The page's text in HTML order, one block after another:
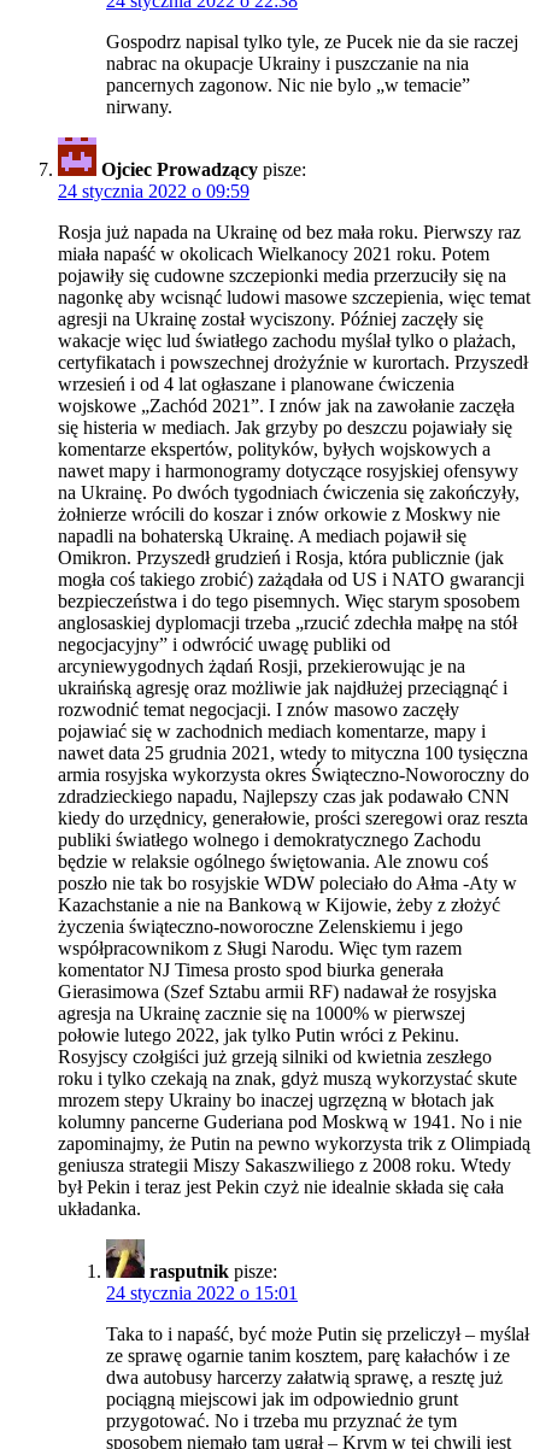
Gospodrz napisal tylko tyle, ze Pucek nie da sie raczej
nabrac na okupacje Ukrainy i puszczanie na nia
pancernych zagonow. Nic nie bylo „w temacie”
nirwany.
Ojciec Prowadzący pisze:
24 stycznia 2022 o 09:59
Rosja już napada na Ukrainę od bez mała roku. Pierwszy raz
miała napaść w okolicach Wielkanocy 2021 roku. Potem
pojawiły się cudowne szczepionki media przerzuciły się na
nagonkę aby wcisnąć ludowi masowe szczepienia, więc temat
agresji na Ukrainę został wyciszony. Później zaczęły się
wakacje więc lud światłego zachodu myślał tylko o plażach,
certyfikatach i powszechnej drożyźnie w kurortach. Przyszedł
wrzesień i od 4 lat ogłaszane i planowane ćwiczenia
wojskowe „Zachód 2021”. I znów jak na zawołanie zaczęła
się histeria w mediach. Jak grzyby po deszczu pojawiały się
komentarze ekspertów, polityków, byłych wojskowych a
nawet mapy i harmonogramy dotyczące rosyjskiej ofensywy
na Ukrainę. Po dwóch tygodniach ćwiczenia się zakończyły,
żołnierze wrócili do koszar i znów orkowie z Moskwy nie
napadli na bohaterską Ukrainę. A mediach pojawił się
Omikron. Przyszedł grudzień i Rosja, która publicznie (jak
mogła coś takiego zrobić) zażądała od US i NATO gwarancji
bezpieczeństwa i do tego pisemnych. Więc starym sposobem
anglosaskiej dyplomacji trzeba „rzucić zdechła małpę na stół
negocjacyjny” i odwrócić uwagę publiki od
arcyniewygodnych żądań Rosji, przekierowując je na
ukraińską agresję oraz możliwie jak najdłużej przeciągnąć i
rozwodnić temat negocjacji. I znów masowo zaczęły
pojawiać się w zachodnich mediach komentarze, mapy i
nawet data 25 grudnia 2021, wtedy to mityczna 100 tysięczna
armia rosyjska wykorzysta okres Świąteczno-Noworoczny do
zdradzieckiego napadu, Najlepszy czas jak podawało CNN
kiedy do urzędnicy, generałowie, prości szeregowi oraz reszta
publiki światłego wolnego i demokratycznego Zachodu
będzie w relaksie ogólnego świętowania. Ale znowu coś
poszło nie tak bo rosyjskie WDW poleciało do Ałma -Aty w
Kazachstanie a nie na Bankową w Kijowie, żeby z złożyć
życzenia świąteczno-noworoczne Zelenskiemu i jego
współpracownikom z Sługi Narodu. Więc tym razem
komentator NJ Timesa prosto spod biurka generała
Gierasimowa (Szef Sztabu armii RF) nadawał że rosyjska
agresja na Ukrainę zacznie się na 1000% w pierwszej
połowie lutego 2022, jak tylko Putin wróci z Pekinu.
Rosyjscy czołgiści już grzeją silniki od kwietnia zeszłego
roku i tylko czekają na znak, gdyż muszą wykorzystać skute
mrozem stepy Ukrainy bo inaczej ugrzęzną w błotach jak
kolumny pancerne Guderiana pod Moskwą w 1941. No i nie
zapominajmy, że Putin na pewno wykorzysta trik z Olimpiadą
geniusza strategii Miszy Sakaszwiliego z 2008 roku. Wtedy
był Pekin i teraz jest Pekin czyż nie idealnie składa się cała
układanka.
rasputnik pisze:
24 stycznia 2022 o 15:01
Taka to i napaść, być może Putin się przeliczył – myślał
ze sprawę ogarnie tanim kosztem, parę kałachów i ze
dwa autobusy harcerzy załatwią sprawę, a resztę już
pociągną miejscowi jak im odpowiednio grunt
przygotować. No i trzeba mu przyznać że tym
sposobem niemało tam ugrał – Krym w tej chwili jest